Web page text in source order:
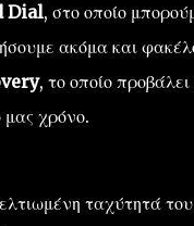
Dial, στο οποίο
ακόμα και
, το οποίο
μας χρόνο.
ταχύτητά